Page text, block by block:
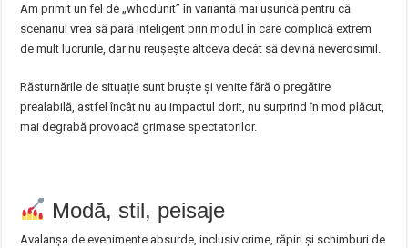
Am primit un fel de „whodunit” în variantă mai ușurică pentru că
scenariul vrea să pară inteligent prin modul în care complică extrem
de mult lucrurile, dar nu reușește altceva decât să devină neverosimil.
Răsturnările de situație sunt bruște și venite fără o pregătire
prealabilă, astfel încât nu au impactul dorit, nu surprind în mod plăcut,
mai degrabă provoacă grimase spectatorilor.
Modă, stil, peisaje
Avalanșa de evenimente absurde, inclusiv crime, răpiri și schimburi de